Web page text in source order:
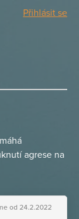
Přihlásit se
agrese na
od 24.2.2022